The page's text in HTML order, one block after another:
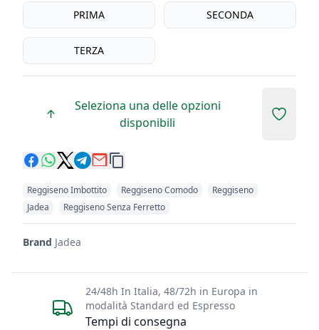
Misura PRIMA SECONDA
TERZA
Seleziona una delle opzioni
disponibili
Add to
Reggiseno Imbottito Reggiseno Comodo
Reggiseno
Jadea
Reggiseno Senza Ferretto
Brand Jadea
Tempi di consegna
24/48h In Italia, 48/72h in Europa in
modalità Standard ed Espresso